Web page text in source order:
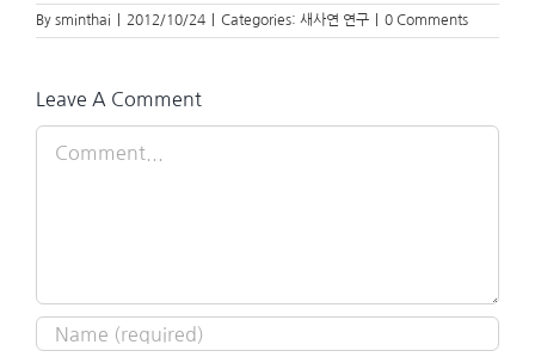
By sminthai 2012/10/24 Categories: 새사연 연구 0 Comments
Leave A Comment